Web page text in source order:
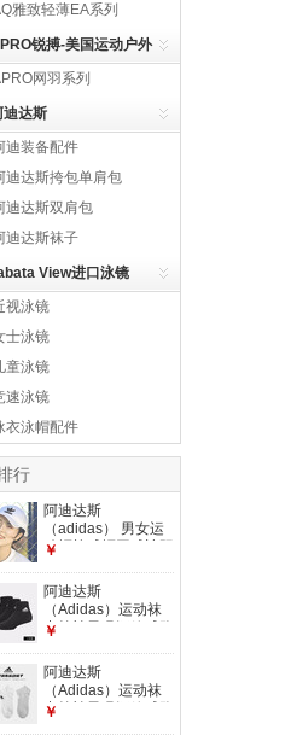
雅致轻薄EA系列
锐搏-美国运动户外
牌 网羽系列
迪达斯
迪装备配件
迪达斯挎包单肩包
迪达斯双肩包
迪达斯袜子
View进口泳镜
视泳镜
士泳镜
童泳镜
速泳镜
衣泳帽配件
行
阿迪达斯
（adidas） 男女运
动帽棒球帽网球遮阳
舌帽跑步马拉松冬季
保暖 白色三叶草
FJ2544
￥
阿迪达斯
（Adidas）运动袜
中筒袜子吸汗篮球跑
帮黑色E816232224
S【鞋码35-38】
￥
阿迪达斯
（Adidas）运动袜
中筒袜子吸汗篮球跑
￥